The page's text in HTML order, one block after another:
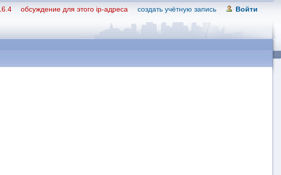
обсуждение для этого ip-адреса создать учётную запись Войти